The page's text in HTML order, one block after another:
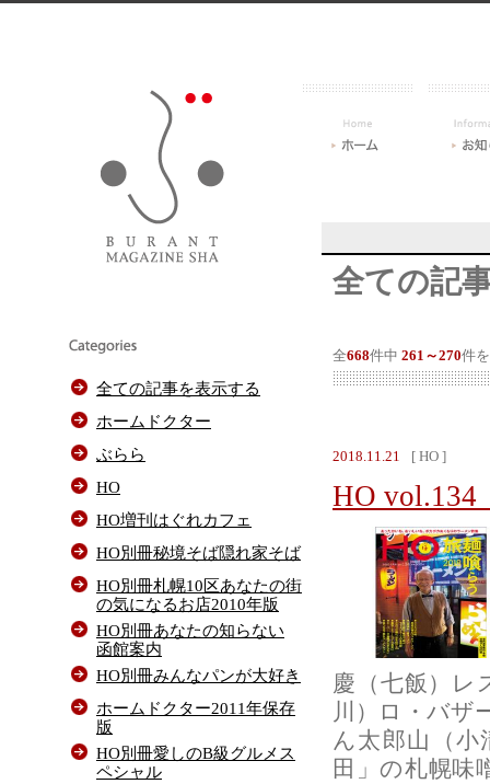
全ての記
全668件中 261～270件
2018.11.21 [ HO ]
HO vol.134
慶（七飯）レ
川）ロ・バザ
ん太郎山（
田」の札幌味
全ての記事を表示する
ホームドクター
ぶらら
HO
HO増刊はぐれカフェ
HO別冊秘境そば隠れ家そば
HO別冊札幌10区あなたの街
の気になるお店2010年版
HO別冊あなたの知らない
函館案内
HO別冊みんなパンが大好き
ホームドクター2011年保存
版
HO別冊愛しのB級グルメス
ペシャル